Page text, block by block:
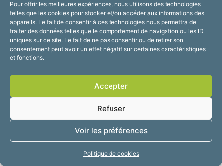
Pour offrir les meilleures expériences, nous utilisons des technologies
telles que les cookies pour stocker et/ou accéder aux informations des
appareils. Le fait de consentir à ces technologies nous permettra de
traiter des données telles que le comportement de navigation ou les ID
uniques sur ce site. Le fait de ne pas consentir ou de retirer son
consentement peut avoir un effet négatif sur certaines caractéristiques
et fonctions.
Accepter
Refuser
Voir les préférences
Politique de cookies
Du lundi au vendredi :
de 8h30 à 12h et de 13h30 à 17h30
Suivez-nous !
Mentions légales
Plan du site
Confidentialité
2025 © Propulsé par
Utopia